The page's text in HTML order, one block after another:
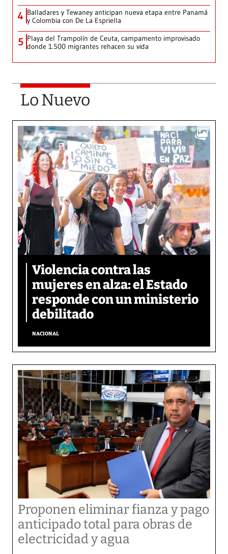
4 Balladares y Tewaney anticipan nueva etapa entre Panamá
y Colombia con De La Espriella
5 Playa del Trampolín de Ceuta, campamento improvisado
donde 1.500 migrantes rehacen su vida
Lo Nuevo
Violencia contra las
mujeres en alza: el Estado
responde con un ministerio
debilitado
NACIONAL
Proponen eliminar fianza y pago
anticipado total para obras de
electricidad y agua